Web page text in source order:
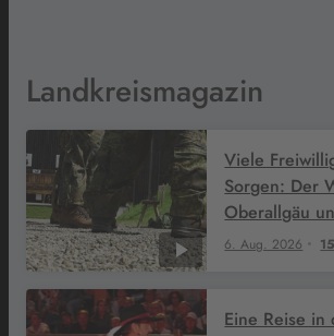
Landkreismagazin
6. Aug. 2026
Viele
Sorgen: Der
Oberallgäu
Eine Reise in